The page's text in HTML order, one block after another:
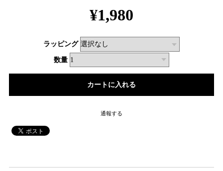
¥1,980
ラッピング
数量
通報する